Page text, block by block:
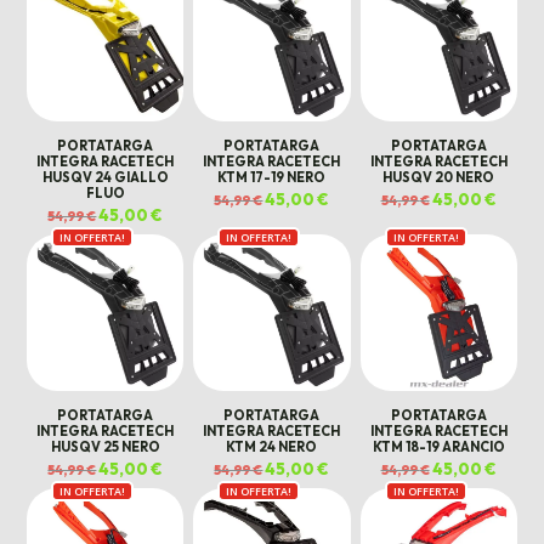
PORTATARGA
INTEGRA RACETECH
HUSQV 24 GIALLO
FLUO
54,99€Il
prezzo
originale
era:
54,99 €.
45,00€
attuale
45,00 €.
PORTATARGA
INTEGRA RACETECH
KTM 17-19 NERO
54,99€Il
prezzo
era:
54,99 €.
45,00€
è:
45,00 €.
PORTATARGA
INTEGRA RACETECH
HUSQV 20 NERO
54,99€Il
prezzo
era:
54,99 €.
45,00€Il
prezzo
è:
45,00
IN OFFERTA!
PORTATARGA
INTEGRA RACETECH
HUSQV 25 NERO
54,99€Il
prezzo
originale
era:
54,99 €.
45,00€
attuale
45,00 €.
IN OFFERTA!
PORTATARGA
INTEGRA RACETECH
KTM 24 NERO
54,99€Il
prezzo
originale
era:
54,99 €.
45,00€
attuale
45,00 €.
IN OFFERTA!
PORTATARGA
INTEGRA RACETECH
KTM 18-19 ARANCIO
54,99€Il
prezzo
originale
era:
54,99 €.
45,00€Il
prezzo
è:
45,00
IN OFFERTA! IN OFFERTA! IN OFFERTA!